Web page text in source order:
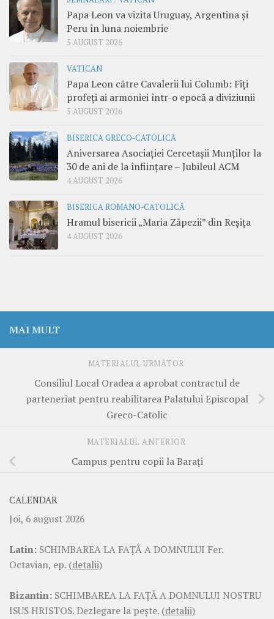
Papa Leon va vizita Uruguay, Argentina și
Peru în luna noiembrie
5 AUGUST 2026
VATICAN
Papa Leon către Cavalerii lui Columb: Fiți
profeți ai armoniei într-o epocă a diviziunii
5 AUGUST 2026
BISERICA GRECO-CATOLICĂ
Aniversarea Asociației Cercetașii Munților la
30 de ani de la înființare – Jubileul ACM
4 AUGUST 2026
BISERICA ROMANO-CATOLICĂ
Hramul bisericii „Maria Zăpezii” din Reșița
4 AUGUST 2026
MAI MULT
MATERIALUL URMĂTOR
Consiliul Local Oradea a aprobat contractul de
parteneriat pentru reabilitarea Palatului Episcopal
Greco-Catolic
MATERIALUL ANTERIOR
Campus pentru copii la Barați
CALENDAR
Joi, 6 august 2026
Latin: SCHIMBAREA LA FAŢĂ A DOMNULUI Fer.
Octavian, ep. (detalii)
Bizantin: SCHIMBAREA LA FAŢĂ A DOMNULUI NOSTRU
ISUS HRISTOS. Dezlegare la pește. (detalii)